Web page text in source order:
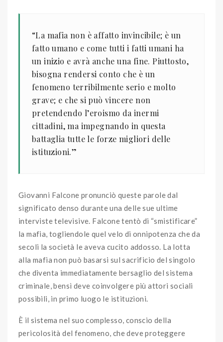
“La mafia non è affatto invincibile; è un
fatto umano e come tutti i fatti umani ha
un inizio e avrà anche una fine. Piuttosto,
bisogna rendersi conto che è un
fenomeno terribilmente serio e molto
grave; e che si può vincere non
pretendendo l’eroismo da inermi
cittadini, ma impegnando in questa
battaglia tutte le forze migliori delle
istituzioni.”
Giovanni Falcone pronunciò queste parole dal
significato denso durante una delle sue ultime
interviste televisive. Falcone tentò di “smistificare”
la mafia, togliendole quel velo di onnipotenza che da
secoli la società le aveva cucito addosso. La lotta
alla mafia non può basarsi sul sacrificio del singolo
che diventa immediatamente bersaglio del sistema
criminale, bensì deve coinvolgere più attori sociali
possibili, in primo luogo le istituzioni.
È il sistema nel suo complesso, conscio della
pericolosità del fenomeno, che deve proteggere